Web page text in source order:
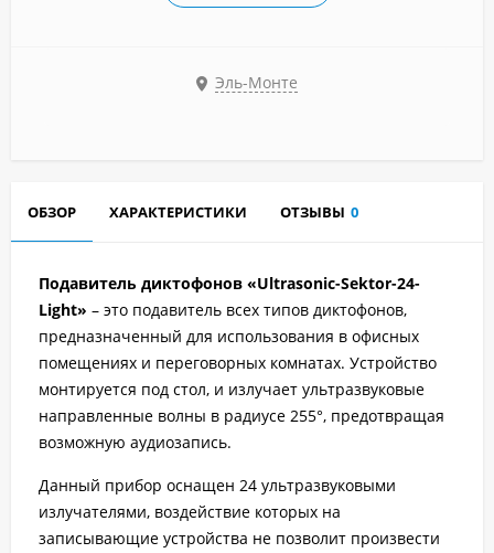
Эль-Монте
ОБЗОР ХАРАКТЕРИСТИКИ ОТЗЫВЫ 0
Подавитель диктофонов «Ultrasonic-Sektor-24-
Light» – это подавитель всех типов диктофонов,
предназначенный для использования в офисных
помещениях и переговорных комнатах. Устройство
монтируется под стол, и излучает ультразвуковые
направленные волны в радиусе 255°, предотвращая
возможную аудиозапись.
Данный прибор оснащен 24 ультразвуковыми
излучателями, воздействие которых на
записывающие устройства не позволит произвести